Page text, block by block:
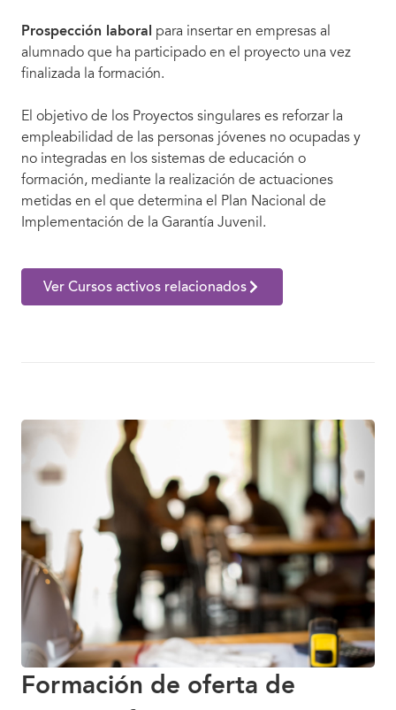
Prospección laboral para insertar en empresas al
alumnado que ha participado en el proyecto una vez
finalizada la formación.
El objetivo de los Proyectos singulares es reforzar la
empleabilidad de las personas jóvenes no ocupadas y
no integradas en los sistemas de educación o
formación, mediante la realización de actuaciones
metidas en el que determina el Plan Nacional de
Implementación de la Garantía Juvenil.
Ver Cursos activos relacionados
Formación de oferta de